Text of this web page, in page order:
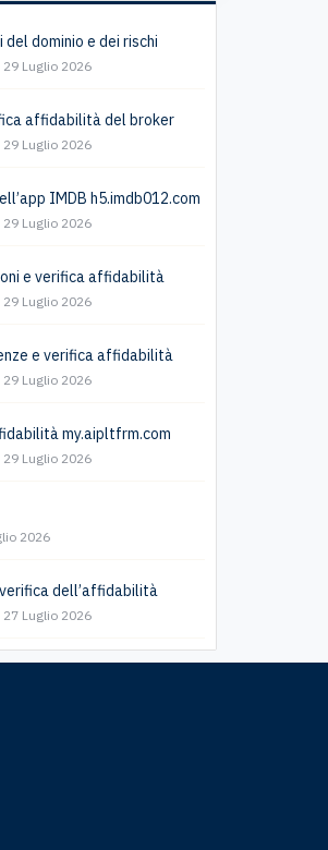
dominio e dei rischi
29 Luglio 2026
affidabilità del broker
29 Luglio 2026
IMDB h5.imdb012.com
29 Luglio 2026
e verifica affidabilità
29 Luglio 2026
e verifica affidabilità
29 Luglio 2026
my.aipltfrm.com
29 Luglio 2026
2026
verifica dell’affidabilità
27 Luglio 2026